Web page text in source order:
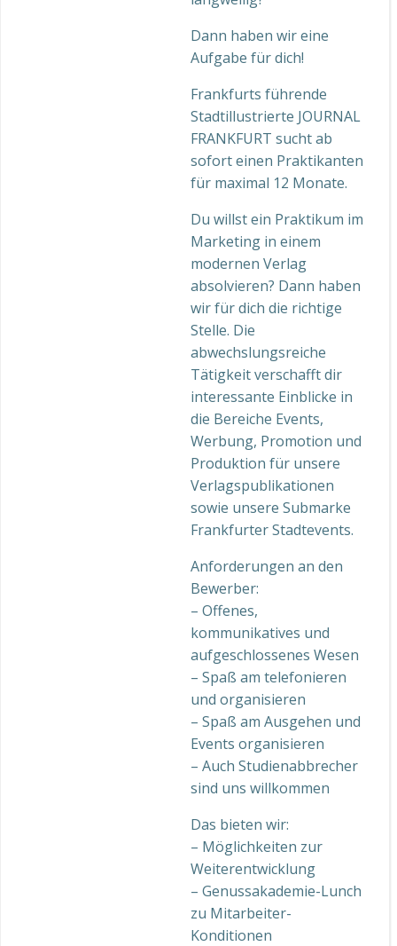
Dann haben wir eine
Aufgabe für dich!
Frankfurts führende
Stadtillustrierte JOURNAL
FRANKFURT sucht ab
sofort einen Praktikanten
für maximal 12 Monate.
Du willst ein Praktikum im
Marketing in einem
modernen Verlag
absolvieren? Dann haben
wir für dich die richtige
Stelle. Die
abwechslungsreiche
Tätigkeit verschafft dir
interessante Einblicke in
die Bereiche Events,
Werbung, Promotion und
Produktion für unsere
Verlagspublikationen
sowie unsere Submarke
Frankfurter Stadtevents.
Anforderungen an den
Bewerber:
– Offenes,
kommunikatives und
aufgeschlossenes Wesen
– Spaß am telefonieren
und organisieren
– Spaß am Ausgehen und
Events organisieren
– Auch Studienabbrecher
sind uns willkommen
Das bieten wir:
– Möglichkeiten zur
Weiterentwicklung
– Genussakademie-Lunch
zu Mitarbeiter-
Konditionen